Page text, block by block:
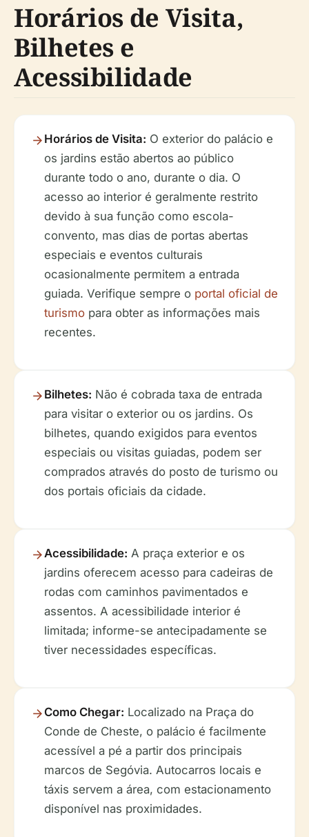
Horários de Visita,
Bilhetes e
Acessibilidade
Horários de Visita: O exterior do palácio e
os jardins estão abertos ao público
durante todo o ano, durante o dia. O
acesso ao interior é geralmente restrito
devido à sua função como escola-
convento, mas dias de portas abertas
especiais e eventos culturais
ocasionalmente permitem a entrada
guiada. Verifique sempre o portal oficial de
turismo para obter as informações mais
recentes.
Bilhetes: Não é cobrada taxa de entrada
para visitar o exterior ou os jardins. Os
bilhetes, quando exigidos para eventos
especiais ou visitas guiadas, podem ser
comprados através do posto de turismo ou
dos portais oficiais da cidade.
Acessibilidade: A praça exterior e os
jardins oferecem acesso para cadeiras de
rodas com caminhos pavimentados e
assentos. A acessibilidade interior é
limitada; informe-se antecipadamente se
tiver necessidades específicas.
Como Chegar: Localizado na Praça do
Conde de Cheste, o palácio é facilmente
acessível a pé a partir dos principais
marcos de Segóvia. Autocarros locais e
táxis servem a área, com estacionamento
disponível nas proximidades.